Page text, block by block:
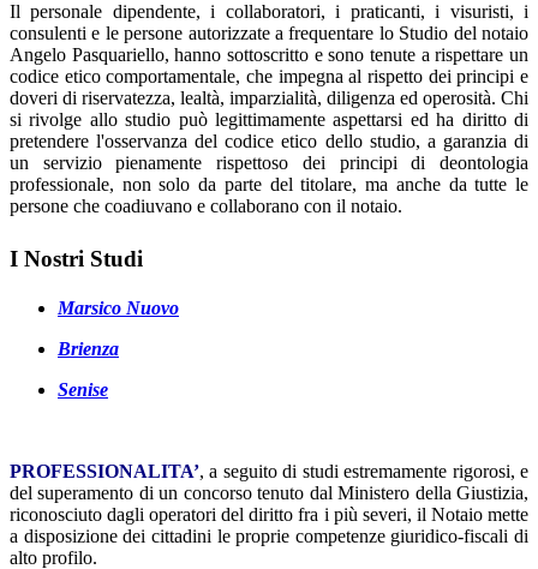
Il personale dipendente, i collaboratori, i praticanti, i visuristi, i
consulenti e le persone autorizzate a frequentare lo Studio del notaio
Angelo Pasquariello, hanno sottoscritto e sono tenute a rispettare un
codice etico comportamentale, che impegna al rispetto dei principi e
doveri di riservatezza, lealtà, imparzialità, diligenza ed operosità. Chi
si rivolge allo studio può legittimamente aspettarsi ed ha diritto di
pretendere l'osservanza del codice etico dello studio, a garanzia di
un servizio pienamente rispettoso dei principi di deontologia
professionale, non solo da parte del titolare, ma anche da tutte le
persone che coadiuvano e collaborano con il notaio.
I Nostri Studi
Marsico Nuovo
Brienza
Senise
PROFESSIONALITA’, a seguito di studi estremamente rigorosi, e
del superamento di un concorso tenuto dal Ministero della Giustizia,
riconosciuto dagli operatori del diritto fra i più severi, il Notaio mette
a disposizione dei cittadini le proprie competenze giuridico-fiscali di
alto profilo.